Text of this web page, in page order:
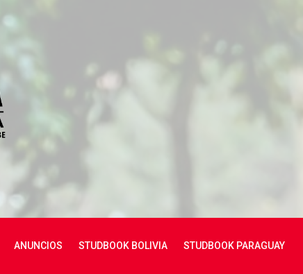
ANUNCIOS STUDBOOK BOLIVIA STUDBOOK PARAGUAY